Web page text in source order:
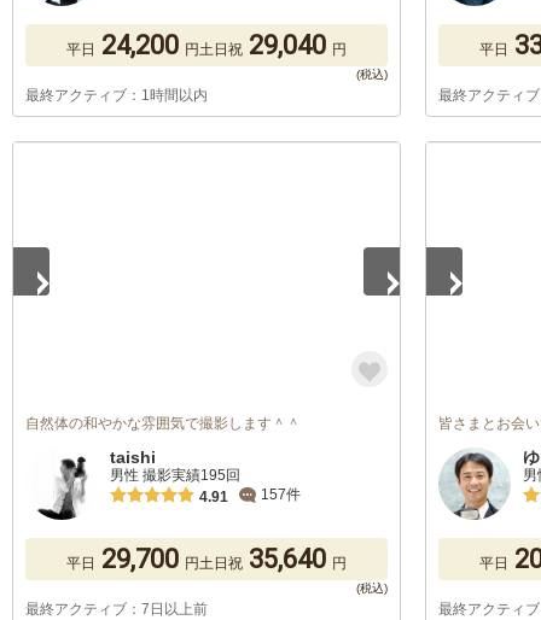
平日 24,200 円土日祝 29,040 円
最終アクティブ：1時間以内
平日
最終アクティ
自然体の和やかな雰囲気で撮影します＾＾
taishi
男性 撮影実績195回
4.91
157件
平日 29,700 円土日祝 35,640 円
最終アクティブ：7日以上前
皆さまとお会
平日
最終アクティ